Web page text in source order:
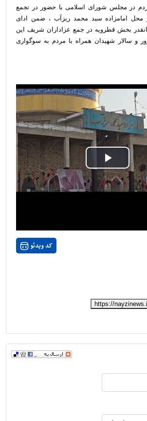
در مجلس شورای اسلامی با حضور در تجمع
محل امامزاده سید محمد ریزآب ، ضمن ادای
بخش قطرویه در جمع عزاداران شریف این
و سالار شهیدان همراه با مردم به سوگواری
Play
Video
کد ویدئو
https://